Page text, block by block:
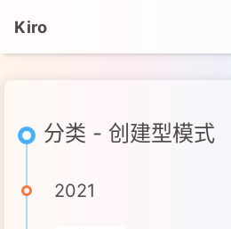
Kiro
分类 - 创建型模式
2021